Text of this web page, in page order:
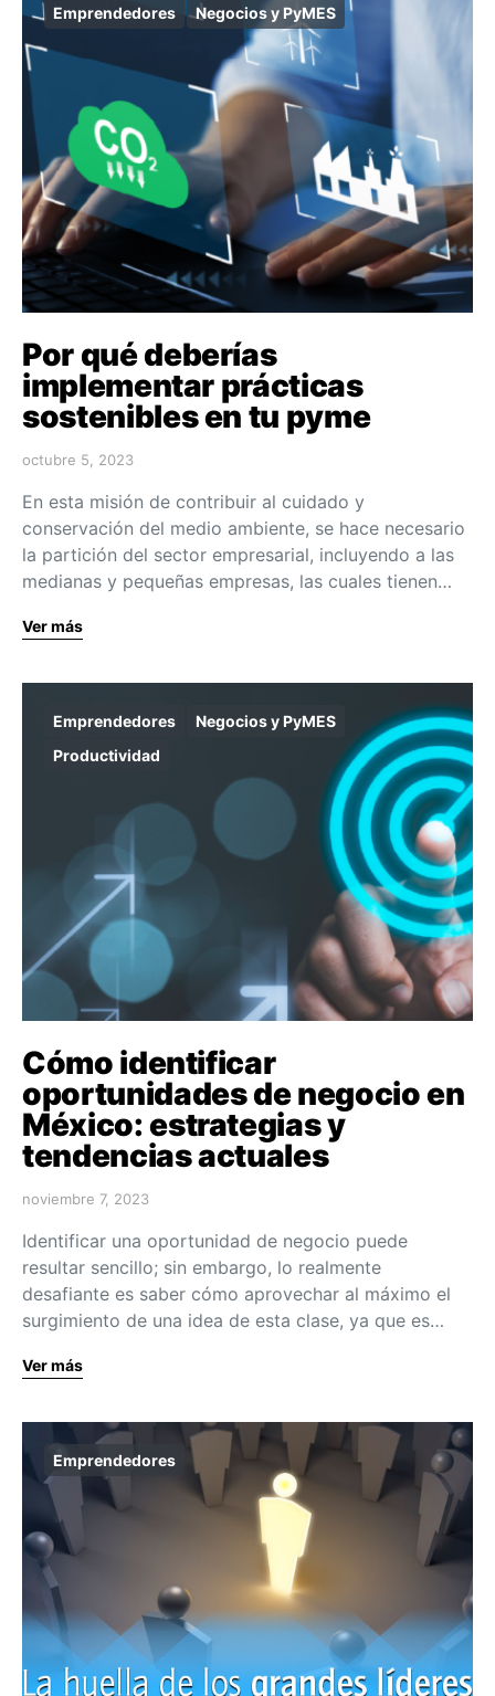
Emprendedores Negocios y PyMES
Por qué deberías
implementar prácticas
sostenibles en tu pyme
octubre 5, 2023
En esta misión de contribuir al cuidado y
conservación del medio ambiente, se hace necesario
la partición del sector empresarial, incluyendo a las
medianas y pequeñas empresas, las cuales tienen…
Ver más
Emprendedores
Negocios y PyMES
Productividad
Cómo identificar
oportunidades de negocio en
México: estrategias y
tendencias actuales
noviembre 7, 2023
Identificar una oportunidad de negocio puede
resultar sencillo; sin embargo, lo realmente
desafiante es saber cómo aprovechar al máximo el
surgimiento de una idea de esta clase, ya que es…
Ver más
Emprendedores